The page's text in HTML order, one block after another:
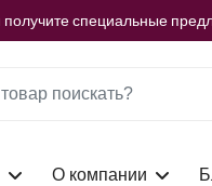
получите специальные
Смотреть сейчас
О компании